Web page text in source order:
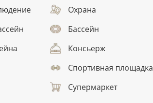
Охрана
Бассейн
Консьерж
Спортивная площадка
Супермаркет